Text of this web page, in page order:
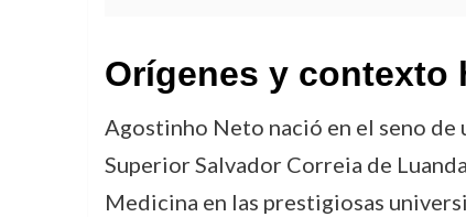
Orígenes y contexto
Agostinho Neto nació en el seno de
Superior Salvador Correia de
Medicina en las prestigiosas